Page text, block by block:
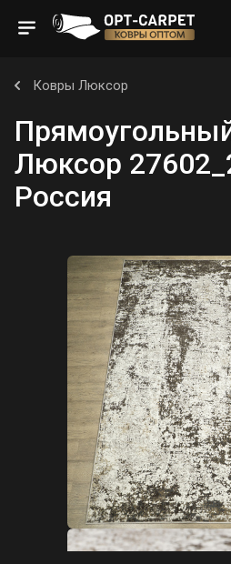
Ковры Люксор
Люксор
Россия